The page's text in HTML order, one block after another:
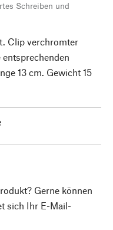
Schreiben und
Clip verchromter
13 cm. Gewicht 15
Gerne können
sich Ihr E-Mail-